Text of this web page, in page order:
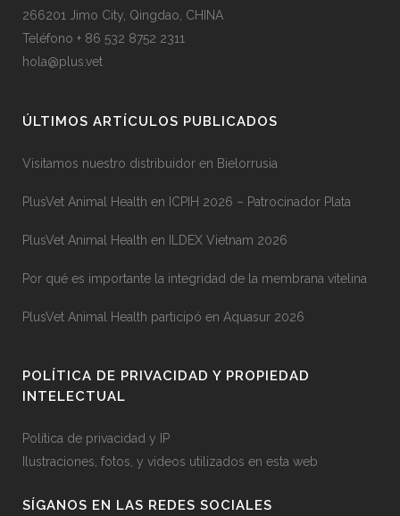
266201 Jimo City, Qingdao, CHINA
Teléfono + 86 532 8752 2311
hola@plus.vet
ÚLTIMOS ARTÍCULOS PUBLICADOS
Visitamos nuestro distribuidor en Bielorrusia
PlusVet Animal Health en ICPIH 2026 – Patrocinador Plata
PlusVet Animal Health en ILDEX Vietnam 2026
Por qué es importante la integridad de la membrana vitelina
PlusVet Animal Health participó en Aquasur 2026
POLÍTICA DE PRIVACIDAD Y PROPIEDAD
INTELECTUAL
Política de privacidad y IP
Ilustraciones, fotos, y videos utilizados en esta web
SÍGANOS EN LAS REDES SOCIALES